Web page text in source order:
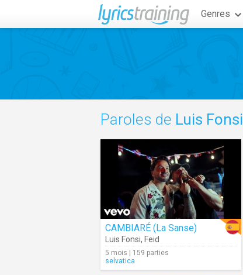
Genres
Paroles de Luis Fonsi
CAMBIARÉ (La Sanse)
Luis Fonsi, Feid
5 mois | 159 parties
selvatica